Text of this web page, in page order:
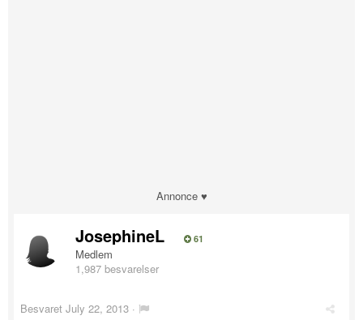
Annonce ♥
JosephineL 61
Medlem
1,987 besvarelser
Besvaret July 22, 2013 ·